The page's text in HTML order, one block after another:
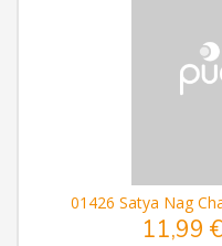
01426 Satya Nag
11,99